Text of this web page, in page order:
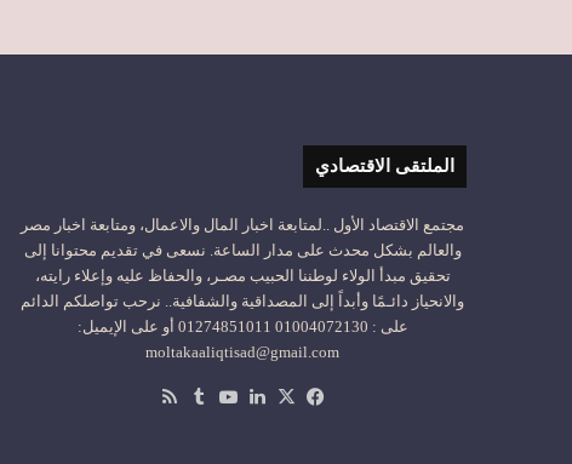
الملتقى الاقتصادي
مجتمع الاقتصاد الأول ..لمتابعة اخبار المال والاعمال، ومتابعة اخبار مصر
والعالم بشكل محدث على مدار الساعة. نسعى في تقديم محتوانا إلى
تحقيق مبدأ الولاء لوطننا الحبيب مصـر، والحفاظ عليه وإعلاء رايته،
والانحياز دائـمًا وأبداً إلى المصداقية والشفافية.. نرحب تواصلكم الدائم
على : 01004072130 01274851011 أو على الإيميل:
moltakaaliqtisad@gmail.com
فيسبوك
‫X لينكدإن‫YouTube